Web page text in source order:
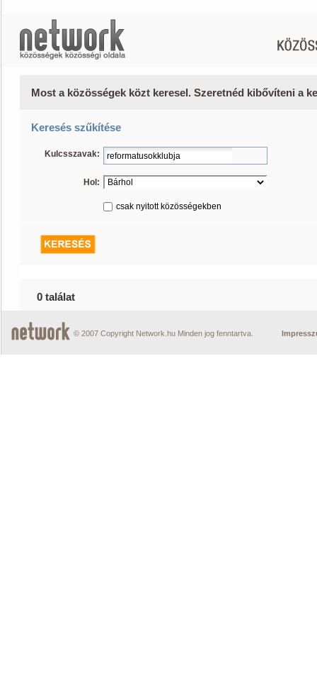
Most a közösségek közt keresel. Szeretnéd kibővíteni a
Keresés szűkítése
Kulcsszavak:
Hol:
csak nyitott közösségekben
0 találat
© 2007 Copyright Network.hu Minden jog fenntartva.